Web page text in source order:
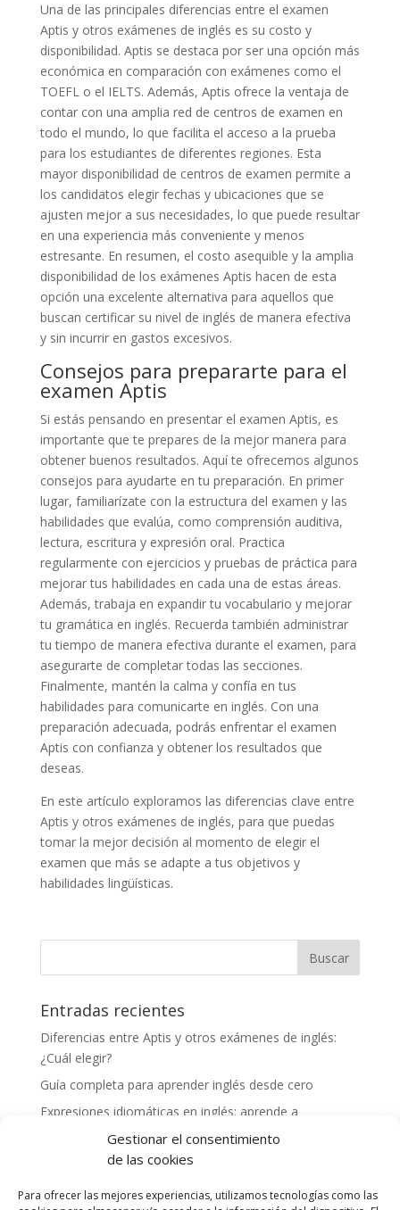
Gestionar el consentimiento
de las cookies
Para ofrecer las mejores experiencias, utilizamos tecnologías como las
Una de las principales diferencias entre el examen
Aptis y otros exámenes de inglés es su costo y
disponibilidad. Aptis se destaca por ser una opción más
económica en comparación con exámenes como el
TOEFL o el IELTS. Además, Aptis ofrece la ventaja de
contar con una amplia red de centros de examen en
todo el mundo, lo que facilita el acceso a la prueba
para los estudiantes de diferentes regiones. Esta
mayor disponibilidad de centros de examen permite a
los candidatos elegir fechas y ubicaciones que se
ajusten mejor a sus necesidades, lo que puede resultar
en una experiencia más conveniente y menos
estresante. En resumen, el costo asequible y la amplia
disponibilidad de los exámenes Aptis hacen de esta
opción una excelente alternativa para aquellos que
buscan certificar su nivel de inglés de manera efectiva
y sin incurrir en gastos excesivos.
Consejos para prepararte para el
examen Aptis
Si estás pensando en presentar el examen Aptis, es
importante que te prepares de la mejor manera para
obtener buenos resultados. Aquí te ofrecemos algunos
consejos para ayudarte en tu preparación. En primer
lugar, familiarízate con la estructura del examen y las
habilidades que evalúa, como comprensión auditiva,
lectura, escritura y expresión oral. Practica
regularmente con ejercicios y pruebas de práctica para
mejorar tus habilidades en cada una de estas áreas.
Además, trabaja en expandir tu vocabulario y mejorar
tu gramática en inglés. Recuerda también administrar
tu tiempo de manera efectiva durante el examen, para
asegurarte de completar todas las secciones.
Finalmente, mantén la calma y confía en tus
habilidades para comunicarte en inglés. Con una
preparación adecuada, podrás enfrentar el examen
Aptis con confianza y obtener los resultados que
deseas.
En este artículo exploramos las diferencias clave entre
Aptis y otros exámenes de inglés, para que puedas
tomar la mejor decisión al momento de elegir el
examen que más se adapte a tus objetivos y
habilidades lingüísticas.
Entradas recientes
Diferencias entre Aptis y otros exámenes de inglés:
¿Cuál elegir?
Guía completa para aprender inglés desde cero
Expresiones idiomáticas en inglés: aprende a
comunicarte como un nativo
Cómo mejorar tu vocabulario en inglés: consejos y
Experiencias exitosas de profesores preparando a